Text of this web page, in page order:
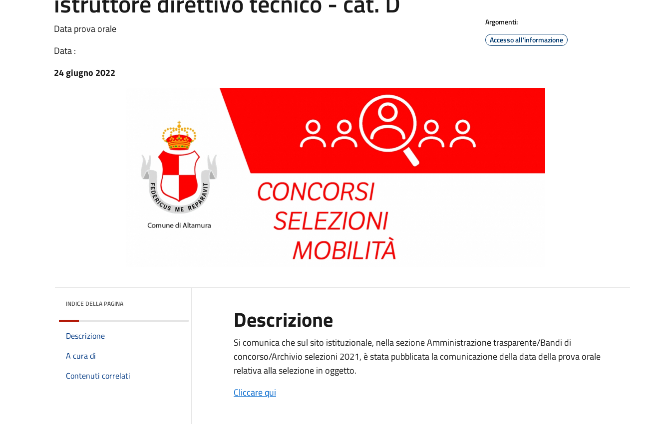
Data prova orale
Data :
24 giugno 2022
Argomenti:
Accesso all'informazione
INDICE DELLA PAGINA
Descrizione
A cura di
Contenuti correlati
Descrizione
Si comunica che sul sito istituzionale, nella sezione Amministrazione trasparente/Bandi di
concorso/Archivio selezioni 2021, è stata pubblicata la comunicazione della data della prova orale
relativa alla selezione in oggetto.
Cliccare qui